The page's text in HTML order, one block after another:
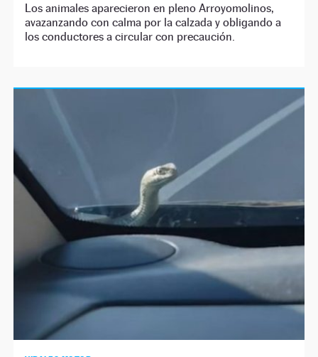
Los animales aparecieron en pleno Arroyomolinos,
avazanzando con calma por la calzada y obligando a
los conductores a circular con precaución.